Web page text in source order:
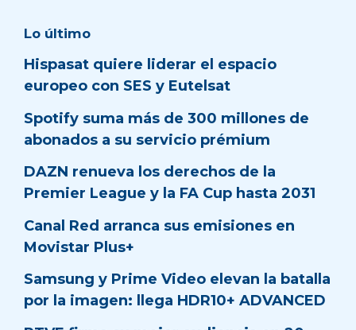
Lo último
Hispasat quiere liderar el espacio
europeo con SES y Eutelsat
Spotify suma más de 300 millones de
abonados a su servicio prémium
DAZN renueva los derechos de la
Premier League y la FA Cup hasta 2031
Canal Red arranca sus emisiones en
Movistar Plus+
Samsung y Prime Video elevan la batalla
por la imagen: llega HDR10+ ADVANCED